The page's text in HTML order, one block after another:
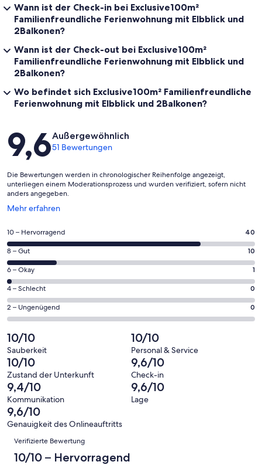
Wann ist der Check-in bei Exclusive100m²
Familienfreundliche Ferienwohnung mit Elbblick und
2Balkonen?
Wann ist der Check-out bei Exclusive100m²
Familienfreundliche Ferienwohnung mit Elbblick und
2Balkonen?
Wo befindet sich Exclusive100m² Familienfreundliche
Ferienwohnung mit Elbblick und 2Balkonen?
Bewertungen
9,6Außergewöhnlich
51 Bewertungen
Die Bewertungen werden in chronologischer Reihenfolge angezeigt,
unterliegen einem Moderationsprozess und wurden verifiziert, sofern nicht
anders angegeben.
Mehr erfahren
Wird
einem
neuen
Fenster
geöffnet
40
von
insgesamt
51
Gästebewertungen
haben
eine
Bewertung
von
10
-
Hervorragend
10 – Hervorragend 40
10
von
insgesamt
51
Gästebewertungen
haben
Bewertung
von
8
-
Gut
8 – Gut 10
1
von
insgesamt
51
Gästebewertungen
haben
eine
Bewertung
von
6
-
Okay
6 – Okay 1
0
von
insgesamt
Gästebewertungen
haben
eine
Bewertung
von
4
-
Schlecht
4 – Schlecht 0
0
von
insgesamt
51
Gästebewertungen
haben
eine
Bewertung
von
2
Ungenügend
2 – Ungenügend 0
10/10
Sauberkeit
10/10
Personal & Service
10/10
Zustand der Unterkunft
9,6/10
Check-in
9,4/10
Kommunikation
9,6/10
Lage
9,6/10
Genauigkeit des Onlineauftritts
Bewertungen
Verifizierte Bewertung
10/10 – Hervorragend